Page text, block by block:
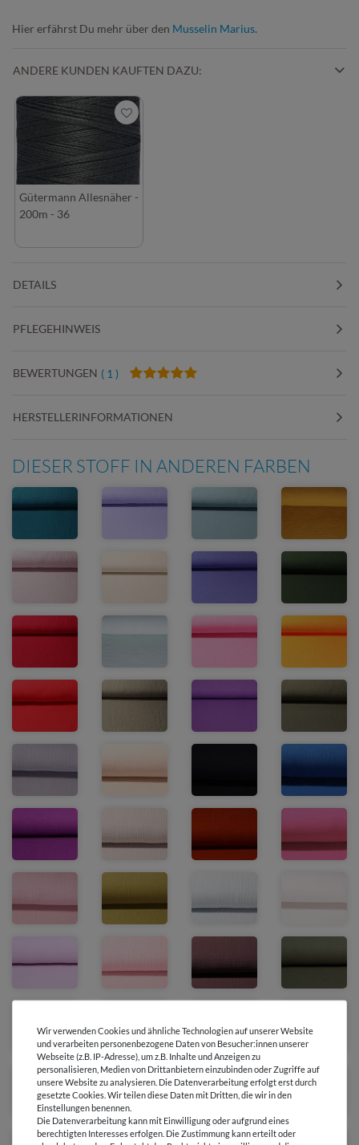
Hier erfährst Du mehr über den Musselin Marius.
ANDERE KUNDEN KAUFTEN DAZU:
Gütermann Allesnäher -
200m - 36
DETAILS
PFLEGEHINWEIS
BEWERTUNGEN ( 1 )
HERSTELLERINFORMATIONEN
DIESER STOFF IN ANDEREN FARBEN
Wir verwenden Cookies und ähnliche Technologien auf unserer Website
und verarbeiten personenbezogene Daten von Besucher:innen unserer
Webseite (z.B. IP-Adresse), um z.B. Inhalte und Anzeigen zu
personalisieren, Medien von Drittanbietern einzubinden oder Zugriffe auf
unsere Website zu analysieren. Die Datenverarbeitung erfolgt erst durch
gesetzte Cookies. Wir teilen diese Daten mit Dritten, die wir in den
Einstellungen benennen.
Die Datenverarbeitung kann mit Einwilligung oder aufgrund eines
berechtigten Interesses erfolgen. Die Zustimmung kann erteilt oder